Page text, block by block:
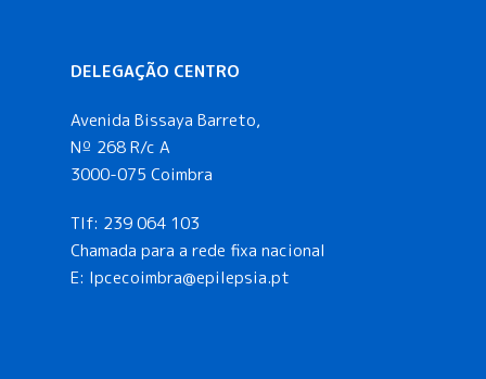
DELEGAÇÃO CENTRO
Avenida Bissaya Barreto,
Nº 268 R/c A
3000-075 Coimbra
Tlf: 239 064 103
Chamada para a rede fixa nacional
E: lpcecoimbra@epilepsia.pt